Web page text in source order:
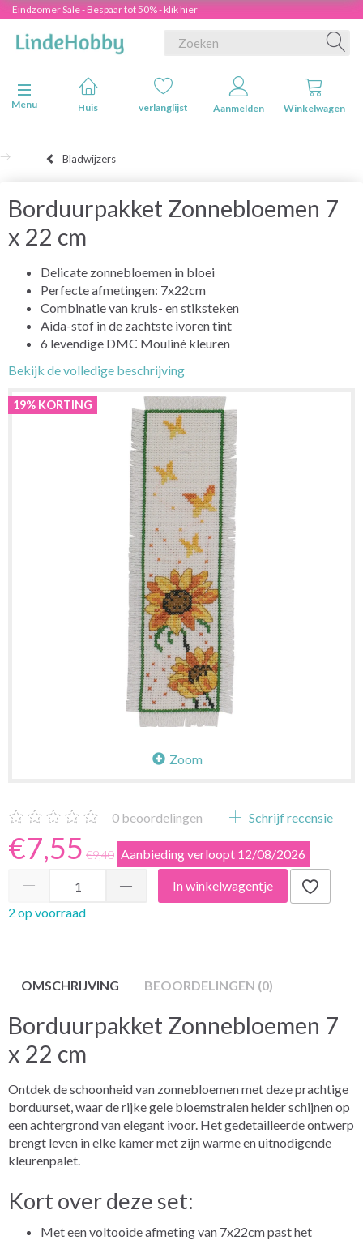
Eindzomer Sale - Bespaar tot 50% - klik hier
Navigatie in-/uitschakelen
Menu
Huis verlanglijst Aanmelden Winkelwagen
Bladwijzers
Borduurpakket Zonnebloemen 7
x 22 cm
Delicate zonnebloemen in bloei
Perfecte afmetingen: 7x22cm
Combinatie van kruis- en stiksteken
Aida-stof in de zachtste ivoren tint
6 levendige DMC Mouliné kleuren
Bekijk de volledige beschrijving
19% KORTING
Zoom
0 beoordelingen Schrijf recensie
€7,55 €9,40 Aanbieding verloopt 12/08/2026
In winkelwagentje
2 op voorraad
OMSCHRIJVING BEOORDELINGEN (0)
Borduurpakket Zonnebloemen 7
x 22 cm
Ontdek de schoonheid van zonnebloemen met deze prachtige
borduurset, waar de rijke gele bloemstralen helder schijnen op
een achtergrond van elegant ivoor. Het gedetailleerde ontwerp
brengt leven in elke kamer met zijn warme en uitnodigende
kleurenpalet.
Kort over deze set:
Met een voltooide afmeting van 7x22cm past het